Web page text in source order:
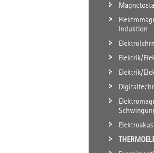
Induktion
Elektrik/
Elektrik/